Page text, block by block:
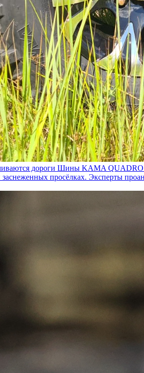
дороги Шины KAMA QUADRO
просёлках. Эксперты